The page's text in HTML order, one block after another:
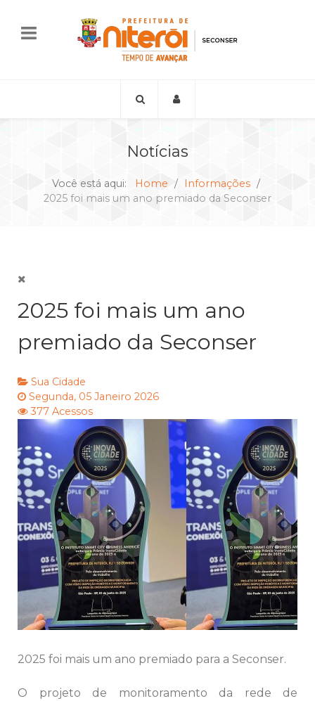
Notícias
Você está aqui: Home
Informações
2025 foi mais um ano premiado da Seconser
2025 foi mais um ano
premiado da Seconser
Sua Cidade
Segunda, 05 Janeiro 2026
377 Acessos
2025 foi mais um ano premiado para a Seconser.
O projeto de monitoramento da rede de